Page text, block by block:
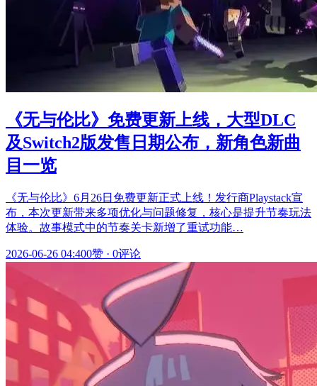
《无与伦比》免费更新上线，大型DLC
及Switch2版发售日期公布，新角色新曲
目一览
《无与伦比》6月26日免费更新正式上线！发行商Playstack宣
布，本次更新带来多项优化与问题修复，核心是提升节奏玩法
体验。故事模式中的节奏关卡新增了重试功能…
2026-06-26 04:400赞 · 0评论